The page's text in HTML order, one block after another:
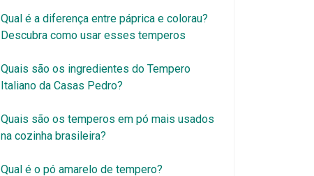
Qual é a diferença entre páprica e colorau?
Descubra como usar esses temperos
Quais são os ingredientes do Tempero
Italiano da Casas Pedro?
Quais são os temperos em pó mais usados
na cozinha brasileira?
Qual é o pó amarelo de tempero?